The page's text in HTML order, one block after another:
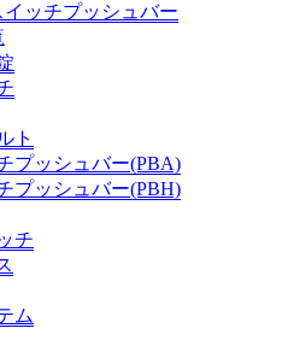
ッチプッシュバー
ト
プッシュバー(PBA)
プッシュバー(PBH)
チ
ム